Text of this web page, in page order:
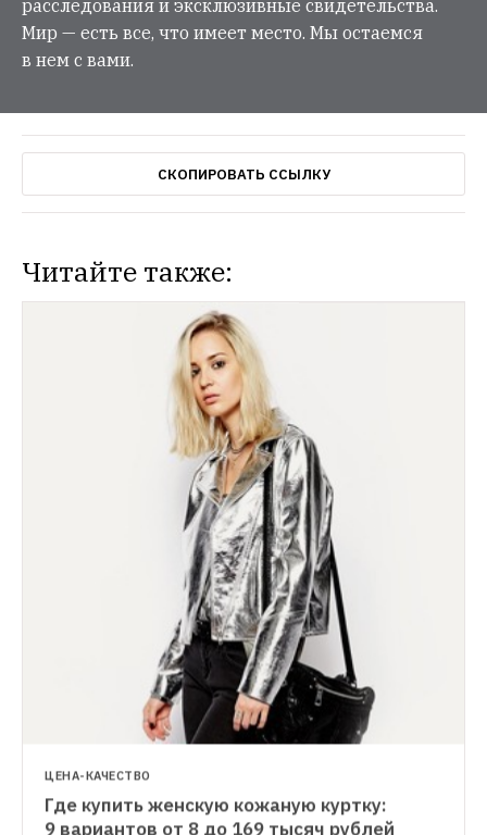
расследования и эксклюзивные свидетельства.
Мир — есть все, что имеет место. Мы остаемся
в нем с вами.
СКОПИРОВАТЬ ССЫЛКУ
Читайте также:
ЦЕНА-КАЧЕСТВО
ЦЕНА-КАЧЕСТВО
Где купить мужскую кожаную куртку:
ЦЕНА-КАЧЕСТВО
Где купить женскую кожаную куртку:
9 вариантов от 8 до 169 тысяч рублей